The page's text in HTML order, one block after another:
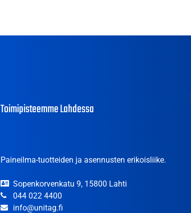
Toimipisteemme Lahdessa
Paineilma-tuotteiden ja asennusten erikoisliike.
Sopenkorvenkatu 9, 15800 Lahti
044 022 4400
info@unitag.fi